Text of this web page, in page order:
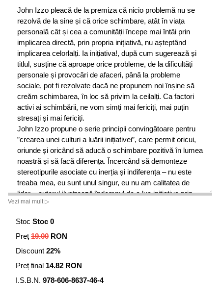
John Izzo pleacă de la premiza că nicio problemă nu se
rezolvă de la sine și că orice schimbare, atât în viața
personală cât și cea a comunității începe mai întâi prin
implicarea directă, prin propria inițiativă, nu așteptând
implicarea celorlalți. Ia inițiativa!, după cum sugerează și
titlul, susține că aproape orice probleme, de la dificultăți
personale și provocări de afaceri, până la probleme
sociale, pot fi rezolvate dacă ne propunem noi înșine să
creăm schimbarea, în loc să privim la ceilalți. Ca factori
activi ai schimbării, ne vom simți mai fericiți, mai puțin
stresați și mai fericiți.
John Izzo propune o serie principii convingătoare pentru
”crearea unei culturi a luării inițiativei”, care permit oricui,
oriunde și oricând să aducă o schimbare pozitivă în lumea
noastră și să facă diferența. Încercând să demonteze
stereotipurile asociate cu inerția și indiferența – nu este
treaba mea, eu sunt unul singur, eu nu am calitatea de
lider – autorul ilustrează îndemnul de a lua inițiativa prin
câteva povești inspiratoare despre curajul oamenilor
în mișcare.
Vezi mai mult ▷
Stoc Stoc 0
Preț 19.00 RON
Discount 22%
Preț final 14.82 RON
I.S.B.N. 978-606-8637-46-4